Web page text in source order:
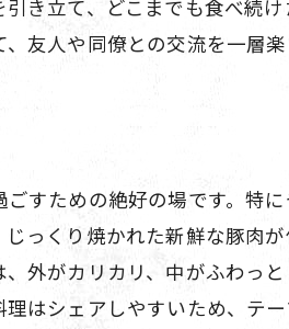
き立て、どこまでも食べ続
友人や同僚との交流を一層楽
すための絶好の場です。特
っくり焼かれた新鮮な豚肉
外がカリカリ、中がふわっ
はシェアしやすいため、テ